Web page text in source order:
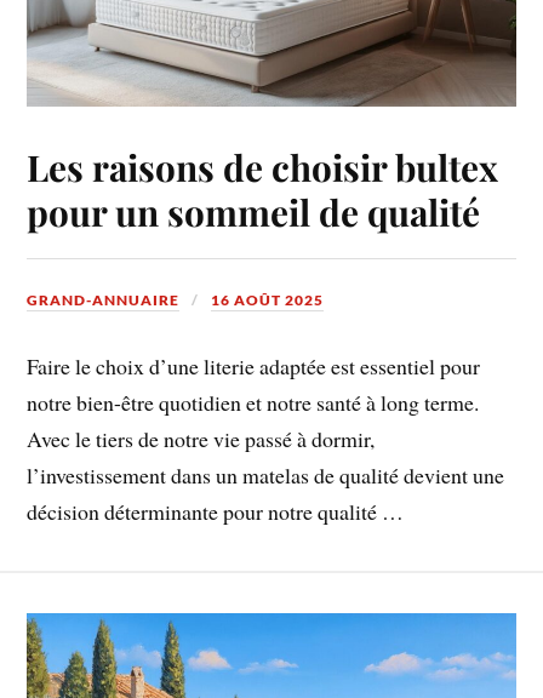
Les raisons de choisir bultex
pour un sommeil de qualité
GRAND-ANNUAIRE 16 AOÛT 2025
Faire le choix d’une literie adaptée est essentiel pour
notre bien-être quotidien et notre santé à long terme.
Avec le tiers de notre vie passé à dormir,
l’investissement dans un matelas de qualité devient une
décision déterminante pour notre qualité …